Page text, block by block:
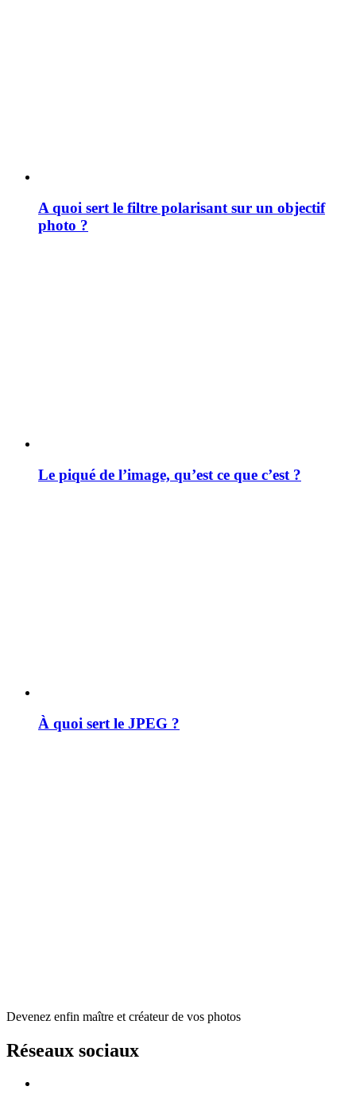
A quoi sert le filtre polarisant sur un objectif
photo ?
Le piqué de l’image, qu’est ce que c’est ?
À quoi sert le JPEG ?
Devenez enfin maître et créateur de vos photos
Réseaux sociaux